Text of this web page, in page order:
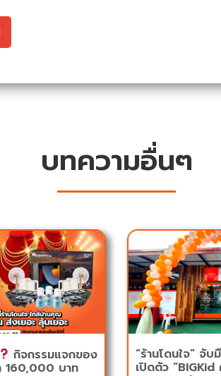
บทความอื่นๆ
กิจกรรมแจกของ
160,000 บาท
“ร้านโดนใจ” จั
เปิดตัว